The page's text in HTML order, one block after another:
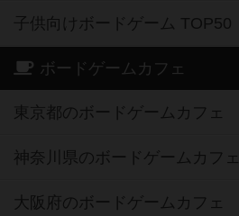
子供向けボードゲーム TOP50
ボードゲームカフェ
東京都のボードゲームカフェ
神奈川県のボードゲームカフェ
大阪府のボードゲームカフェ